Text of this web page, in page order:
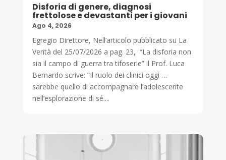
Disforia di genere, diagnosi
frettolose e devastanti per i giovani
Ago 4, 2026
Egregio Direttore, Nell’articolo pubblicato su La
Verità del 25/07/2026 a pag. 23, “La disforia non
sia il campo di guerra tra tifoserie” il Prof. Luca
Bernardo scrive: “Il ruolo dei clinici oggi …
sarebbe quello di accompagnare l’adolescente
nell’esplorazione di sé....